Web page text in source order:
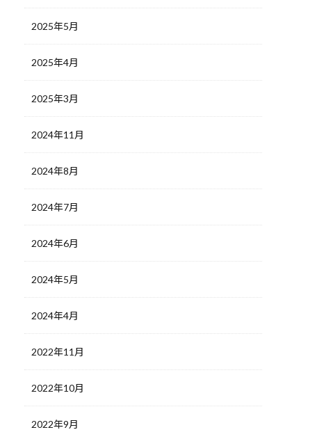
2025年5月
2025年4月
2025年3月
2024年11月
2024年8月
2024年7月
2024年6月
2024年5月
2024年4月
2022年11月
2022年10月
2022年9月